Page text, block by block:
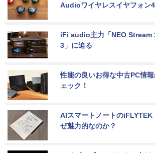
Audioワイヤレスイヤフォン
iFi audio主力「NEO Stream
3」に迫る
性能の良いお得な中古PC情
ェック！
AIスマートノートのiFLYTEK
ぜ魅力的なのか？